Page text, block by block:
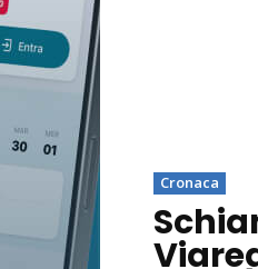
Cronaca